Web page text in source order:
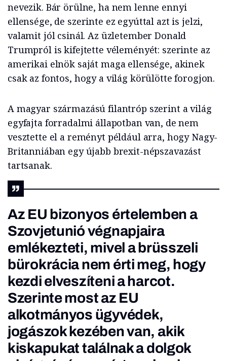
nevezik. Bár örülne, ha nem lenne ennyi
ellensége, de szerinte ez egyúttal azt is jelzi,
valamit jól csinál. Az üzletember Donald
Trumpról is kifejtette véleményét: szerinte az
amerikai elnök saját maga ellensége, akinek
csak az fontos, hogy a világ körülötte forogjon.
A magyar származású filantróp szerint a világ
egyfajta forradalmi állapotban van, de nem
vesztette el a reményt például arra, hogy Nagy-
Britanniában egy újabb brexit-népszavazást
tartsanak.
Az EU bizonyos értelemben a
Szovjetunió végnapjaira
emlékezteti, mivel a brüsszeli
bürokrácia nem érti meg, hogy
kezdi elveszíteni a harcot.
Szerinte most az EU
alkotmányos ügyvédek,
jogászok kezében van, akik
kiskapukat találnak a dolgok